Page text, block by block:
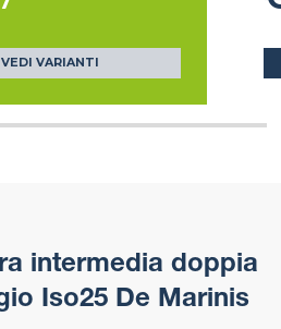
VEDI VARIANTI
intermedia doppia
Iso25 De Marinis